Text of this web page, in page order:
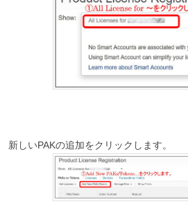
新しいPAKの追加をクリックします。